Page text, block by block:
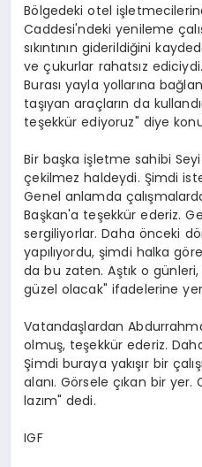
Bölgedeki otel
Caddesi'ndeki yenileme
sıkıntının giderildiğini
ve çukurlar rahatsız
Burası yayla yollarına
taşıyan araçların da
teşekkür ediyoruz" diye
Bir başka işletme sahibi
çekilmez haldeydi. Şimdi
Genel anlamda
Başkan'a teşekkür ederiz.
sergiliyorlar. Daha önceki
yapılıyordu, şimdi halka
da bu zaten. Aştık o
güzel olacak" ifadelerine
Vatandaşlardan
olmuş, teşekkür ederiz.
Şimdi buraya yakışır bir
alanı. Görsele çıkan bir
lazım" dedi.
IGF